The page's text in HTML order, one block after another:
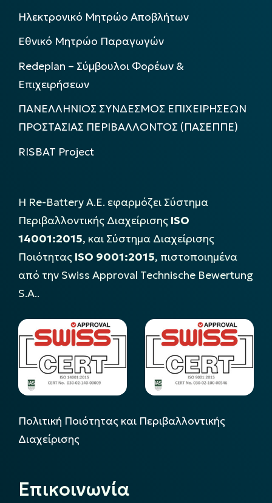
Ηλεκτρονικό Μητρώο Αποβλήτων
Εθνικό Μητρώο Παραγωγών
Redeplan – Σύμβουλοι Φορέων &
Επιχειρήσεων
ΠΑΝΕΛΛΗΝΙΟΣ ΣΥΝΔΕΣΜΟΣ ΕΠΙΧΕΙΡΗΣΕΩΝ
ΠΡΟΣΤΑΣΙΑΣ ΠΕΡΙΒΑΛΛΟΝΤΟΣ (ΠΑΣΕΠΠΕ)
RISBAT Project
Η Re-Battery Α.Ε. εφαρμόζει Σύστημα
Περιβαλλοντικής Διαχείρισης ISO
14001:2015, και Σύστημα Διαχείρισης
Ποιότητας ISO 9001:2015, πιστοποιημένα
από την Swiss Approval Technische Bewertung
S.A..
Πολιτική Ποιότητας και Περιβαλλοντικής
Διαχείρισης
Επικοινωνία